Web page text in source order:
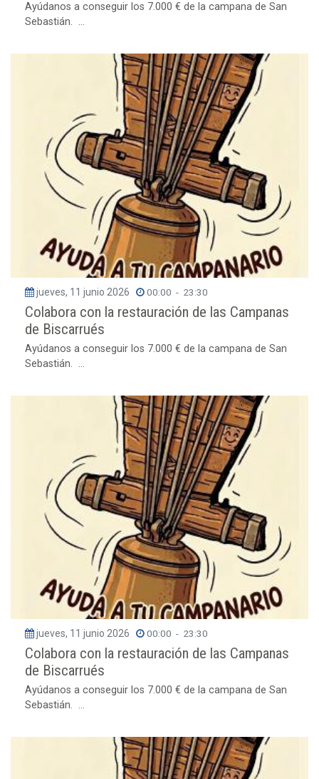
Ayúdanos a conseguir los 7.000 € de la campana de San
Sebastián. ...
jueves, 11 junio 2026 00:00 - 23:30
Colabora con la restauración de las Campanas
de Biscarrués
Ayúdanos a conseguir los 7.000 € de la campana de San
Sebastián. ...
jueves, 11 junio 2026 00:00 - 23:30
Colabora con la restauración de las Campanas
de Biscarrués
Ayúdanos a conseguir los 7.000 € de la campana de San
Sebastián. ...